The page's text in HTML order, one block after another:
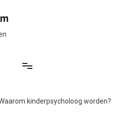
kinderpsycholoog worden?